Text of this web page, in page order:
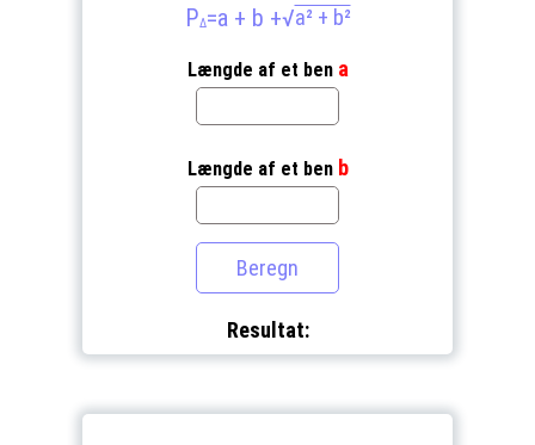
PΔ=a + b +√a² + b²
Længde af et ben a
Længde af et ben b
Resultat: